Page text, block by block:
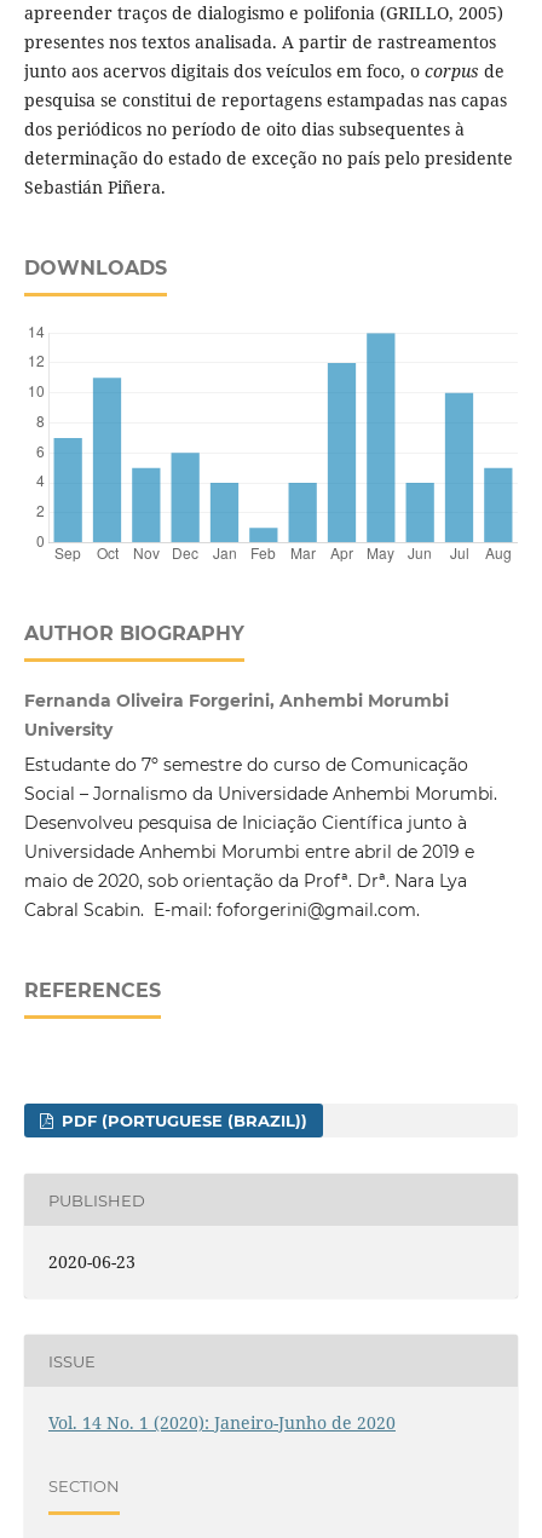
apreender traços de dialogismo e polifonia (GRILLO, 2005)
presentes nos textos analisada. A partir de rastreamentos
junto aos acervos digitais dos veículos em foco, o corpus de
pesquisa se constitui de reportagens estampadas nas capas
dos periódicos no período de oito dias subsequentes à
determinação do estado de exceção no país pelo presidente
Sebastián Piñera.
DOWNLOADS
AUTHOR BIOGRAPHY
Fernanda Oliveira Forgerini, Anhembi Morumbi
University
Estudante do 7º semestre do curso de Comunicação
Social – Jornalismo da Universidade Anhembi Morumbi.
Desenvolveu pesquisa de Iniciação Científica junto à
Universidade Anhembi Morumbi entre abril de 2019 e
maio de 2020, sob orientação da Profª. Drª. Nara Lya
Cabral Scabin. E-mail: foforgerini@gmail.com.
REFERENCES
PDF (PORTUGUESE (BRAZIL))
PUBLISHED
2020-06-23
ISSUE
Vol. 14 No. 1 (2020): Janeiro-Junho de 2020
SECTION